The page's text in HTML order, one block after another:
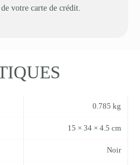
votre carte de crédit.
0.785 kg
15 × 34 × 4.5 cm
Noir